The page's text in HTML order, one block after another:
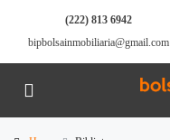
(222) 813 6942
bipbolsainmobiliaria@gmail.com